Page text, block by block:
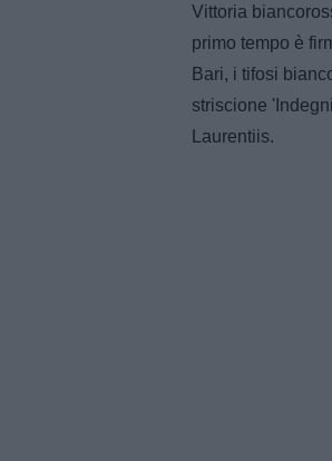
Vittoria
primo tempo è
Bari, i tifosi
striscione
Laurentiis.